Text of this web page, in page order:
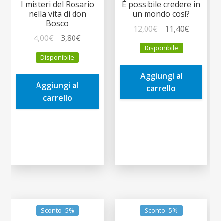
I misteri del Rosario
nella vita di don
Bosco
4,00€
prezzo
originale
era:
4,00€.
3,80€
è:
Disponibile
Aggiungi al
carrello
È possibile credere in
un mondo così?
12,00€
prezzo
originale
era:
12,00€.
11,40€Il
è:
Disponibile
Aggiungi al
carrello
Sconto -5% Sconto -5%